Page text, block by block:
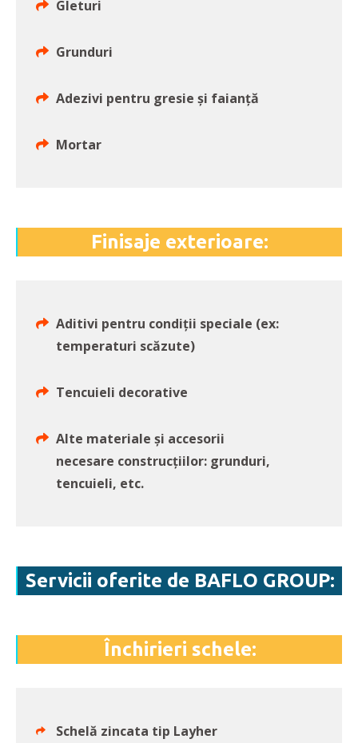
Gleturi
Grunduri
Adezivi pentru gresie și faianță
Mortar
Finisaje exterioare:
Aditivi pentru condiții speciale (ex:
temperaturi scăzute)
Tencuieli decorative
Alte materiale și accesorii
necesare construcțiilor: grunduri,
tencuieli, etc.
Servicii oferite de BAFLO GROUP:
Închirieri schele:
Schelă zincata tip Layher